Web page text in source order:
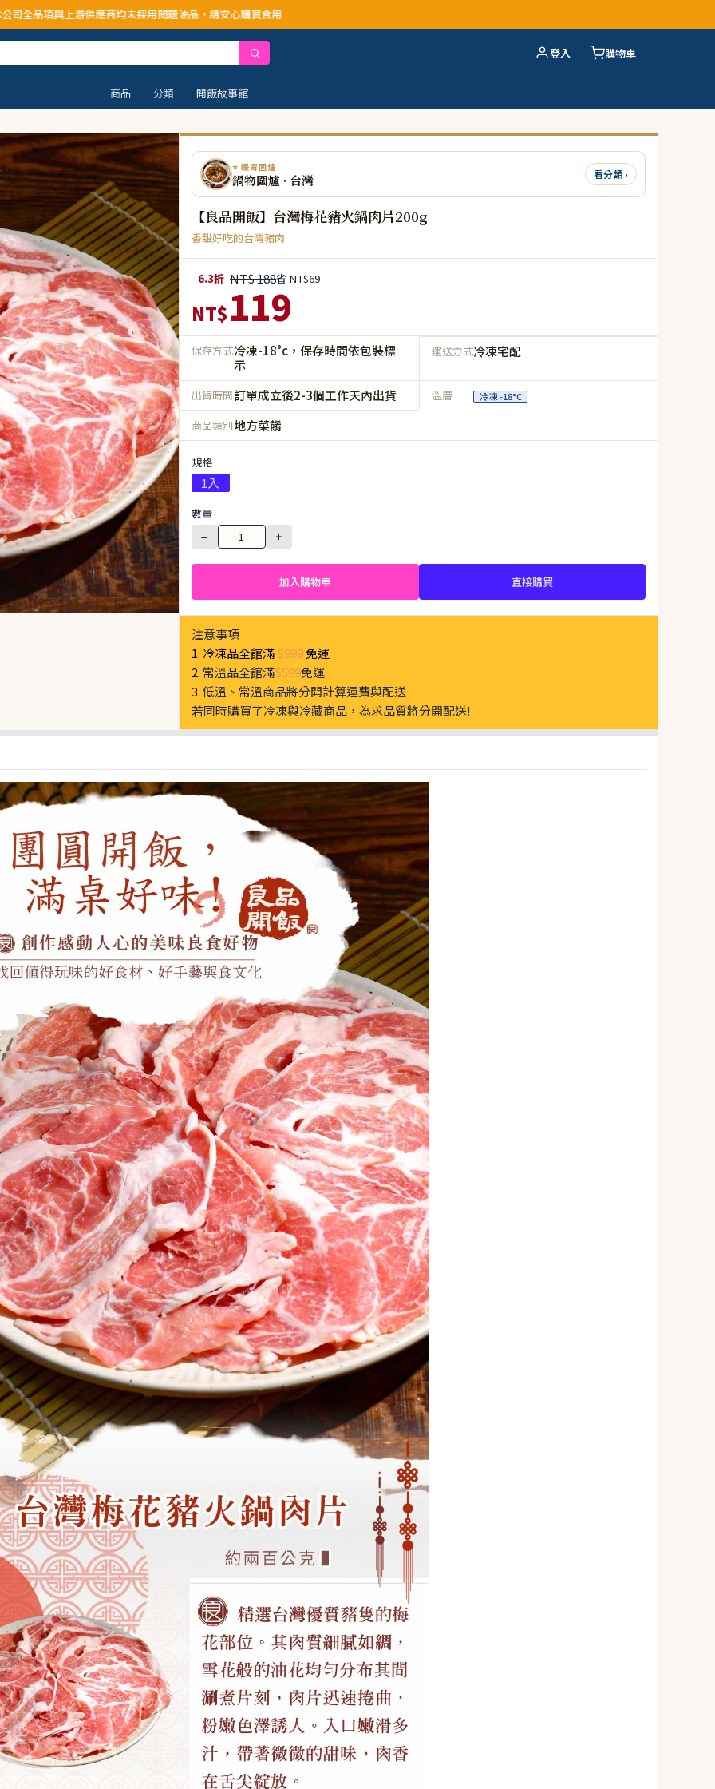
游供應商均未採用問題油品，請安心購買食用
登入 購物車
商品 分類 開飯故事館
⭐ 暖胃圍爐
鍋物圍爐 · 台灣 看分類 ›
【良品開飯】台灣梅花豬火鍋肉片200g
香甜好吃的台灣豬肉
6.3折 NT$ 188省 NT$69
NT$119
保存方式冷凍-18°c，保存時間依包裝標
示
運送方式冷凍宅配
出貨時間訂單成立後2-3個工作天內出貨 溫層 冷凍 -18°C
商品類別地方菜餚
規格
1入
數量
−
+
加入購物車 直接購買
注意事項
1. 冷凍品全館滿 $999免運
2. 常溫品全館滿$599免運
3.低溫、常溫商品將分開計算運費與配送
若同時購買了冷凍與冷藏商品，為求品質將分開配送!